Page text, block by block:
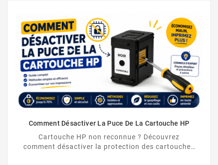
Comment Désactiver La Puce De La Cartouche HP
Cartouche HP non reconnue ? Découvrez
comment désactiver la protection des cartouches